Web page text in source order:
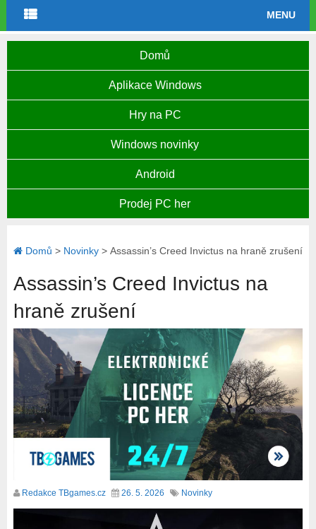
MENU
Domů
Aplikace Windows
Hry na PC
Windows novinky
Android
Prodej PC her
Domů > Novinky> Assassin’s Creed Invictus na hraně zrušení
Assassin’s Creed Invictus na
hraně zrušení
Redakce TBgames.cz 26. 5. 2026 Novinky